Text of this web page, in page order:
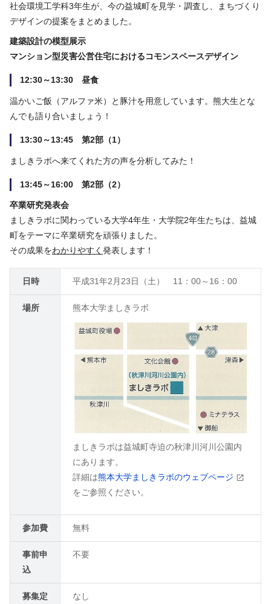
社会環境工学科3年生が、今の益城町を見学・調査し、まちづくり
デザインの提案をまとめました。
建築設計の模型展示
マンション型災害公営住宅におけるコモンスペースデザイン
12:30～13:30 昼食
温かいご飯（アルファ米）と豚汁を用意しています。熊大生とな
んでも語り合いましょう！
13:30～13:45 第2部（1）
ましきラボへ来てくれた方の声を分析してみた！
13:45～16:00 第2部（2）
卒業研究発表会
ましきラボに関わっている大学4年生・大学院2年生たちは、益城
町をテーマに卒業研究を頑張りました。
その成果をわかりやすく 発表します！
日時 平成31年2月23日（土） 11：00～16：00
場所 熊本大学ましきラボ
ましきラボは益城町寺迫の秋津川河川公園内
にあります。
詳細は熊本大学ましきラボのウェブページ
をご参照ください。
参加費 無料
事前申
込
不要
募集定
なし